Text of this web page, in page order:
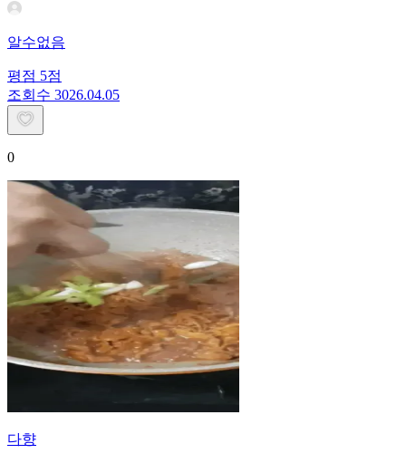
알수없음
평점 5점
조회수 3026.04.05
0
다향